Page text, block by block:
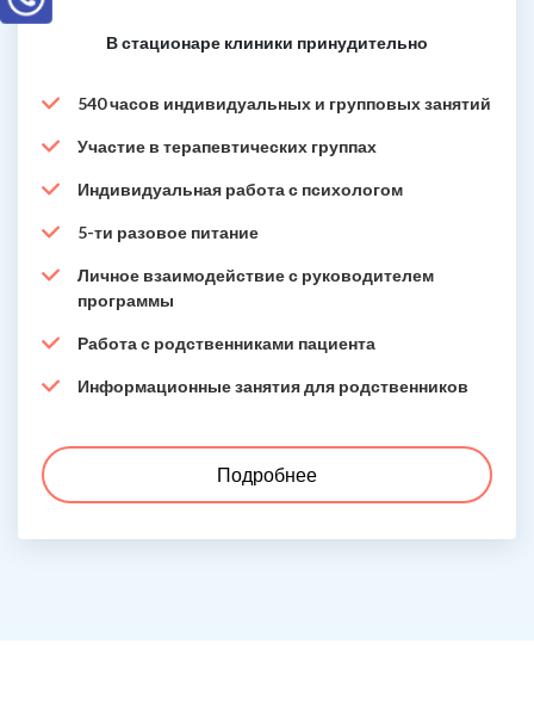
В стационаре клиники принудительно
540 часов индивидуальных и групповых занятий
Участие в терапевтических группах
Индивидуальная работа с психологом
5-ти разовое питание
Личное взаимодействие с руководителем
программы
Работа с родственниками пациента
Информационные занятия для родственников
Подробнее